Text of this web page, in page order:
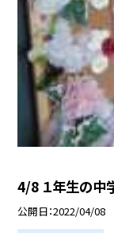
4/8 １年生の中
公開日 2022/04/08